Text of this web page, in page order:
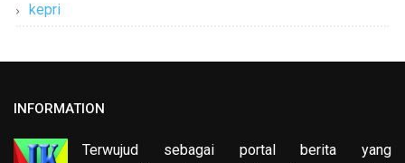
kepri
INFORMATION
Terwujud sebagai portal berita yang